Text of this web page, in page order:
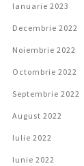
Ianuarie 2023
Decembrie 2022
Noiembrie 2022
Octombrie 2022
Septembrie 2022
August 2022
Iulie 2022
Iunie 2022